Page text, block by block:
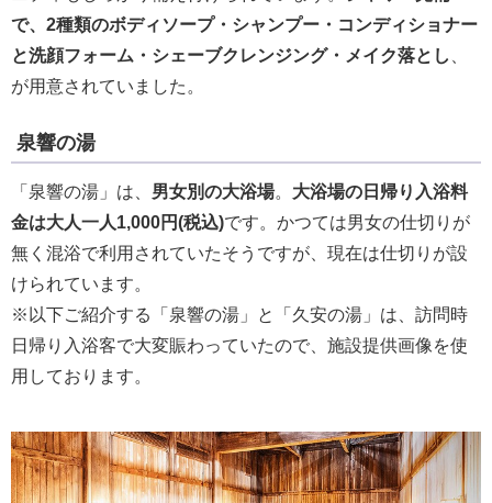
で、2種類のボディソープ・シャンプー・コンディショナー
と洗顔フォーム・シェーブクレンジング・メイク落とし
が用意されていました。
泉響の湯
「泉響の湯」は、 男女別の大浴場。 大浴場の日帰り入浴料
金は大人一人1,000円(税込)です。かつては男女の仕切りが
無く混浴で利用されていたそうですが、現在は仕切りが設
けられています。
※以下ご紹介する「泉響の湯」と「久安の湯」は、訪問時
日帰り入浴客で大変賑わっていたので、施設提供画像を使
用しております。